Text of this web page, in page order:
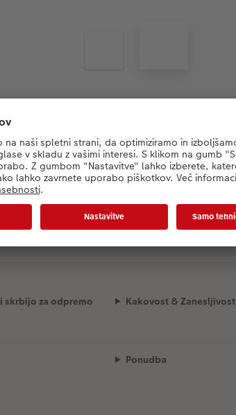
Nalaganje izbrane predloge...
skrbijo za odpremo Kakovost & Zanesljivost
Ponudba